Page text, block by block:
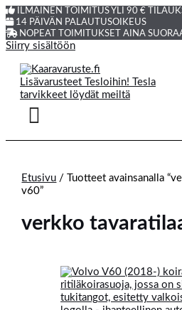
ILMAINEN TOIMITUS YLI 90 €
14 PÄIVÄN PALAUTUSOIKEUS
NOPEAT TOIMITUKSET AINA
Siirry sisältöön
Etusivu / Tuotteet avainsanalla
v60”
verkko